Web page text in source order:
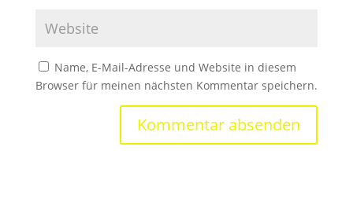
Name, E-Mail-Adresse und Website in diesem
Browser für meinen nächsten Kommentar speichern.